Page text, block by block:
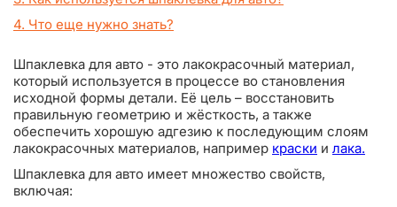
4. Что еще нужно знать?
Шпаклевка для авто - это лакокрасочный материал,
который используется в процессе во становления
исходной формы детали. Её цель – восстановить
правильную геометрию и жёсткость, а также
обеспечить хорошую адгезию к последующим слоям
лакокрасочных материалов, например краски и лака.
Шпаклевка для авто имеет множество свойств,
включая: